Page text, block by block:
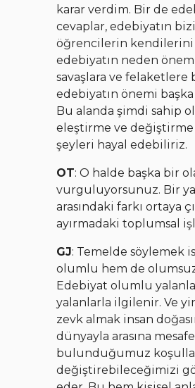
karar verdim. Bir de
cevaplar, edebiyatın
öğrencilerin
edebiyatın neden
savaşlara ve felaketlere
edebiyatın önemi başka
Bu alanda şimdi sahip
eleştirme ve
şeyleri hayal edebiliriz.
OT: O halde başka bir
vurguluyorsunuz. Bir
arasındaki farkı ortaya
ayırmadaki toplumsal
GJ: Temelde söylemek
olumlu hem de
Edebiyat olumlu
yalanlarla ilgilenir. Ve
zevk almak insan
dünyayla arasına
bulunduğumuz
değiştirebileceğimizi